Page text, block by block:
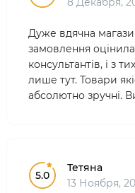
Дуже вдячна
замовлення оцінила
консультантів, і з
лише тут. Товари
абсолютно зручні.
5.0
Тетяна
13 Ноября,